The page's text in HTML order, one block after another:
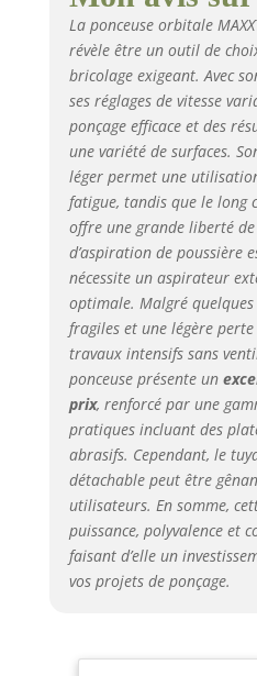
+
La ponceuse orbitale
révèle être un outil de
bricolage exigeant. Avec
ses réglages de vitesse
ponçage efficace et des
une variété de surfaces.
léger permet une
fatigue, tandis que le long
offre une grande liberté de
d’aspiration de poussière
nécessite un aspirateur
optimale. Malgré quelques
fragiles et une légère
travaux intensifs sans
ponceuse présente un
prix, renforcé par une
pratiques incluant des
abrasifs. Cependant, le
détachable peut être
utilisateurs. En somme,
puissance, polyvalence et
faisant d’elle un
vos projets de ponçage.